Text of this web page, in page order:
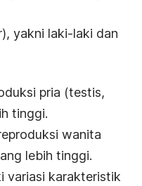
yakni laki-laki dan
pria (testis,
tinggi.
wanita
lebih tinggi.
variasi karakteristik